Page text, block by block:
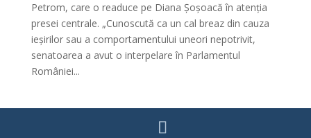
Petrom, care o readuce pe Diana Șoșoacă în atenția
presei centrale. „Cunoscută ca un cal breaz din cauza
ieșirilor sau a comportamentului uneori nepotrivit,
senatoarea a avut o interpelare în Parlamentul
României...